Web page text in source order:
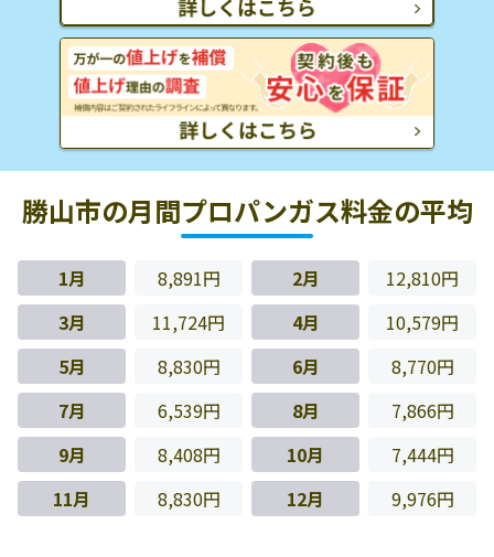
勝山市の月間プロパンガス料金の平均
1月 8,891円 2月
12,810円
3月
11,724円 4月
10,579円
5月
8,830円 6月
8,770円
7月
6,539円 8月
7,866円
9月
8,408円 10月
7,444円
11月
8,830円 12月 9,976円